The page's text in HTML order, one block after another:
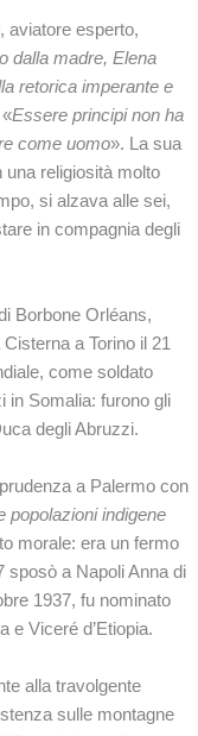
aviatore esperto,
dalla madre, Elena
retorica imperante e
Essere principi non ha
come uomo». La sua
religiosità molto
si alzava alle sei,
in compagnia degli
Borbone Orléans,
a Torino il 21
come soldato
in Somalia: furono gli
degli Abruzzi.
a Palermo con
popolazioni indigene
morale: era un fermo
sposò a Napoli Anna di
1937, fu nominato
e Viceré d’Etiopia.
alla travolgente
sulle montagne